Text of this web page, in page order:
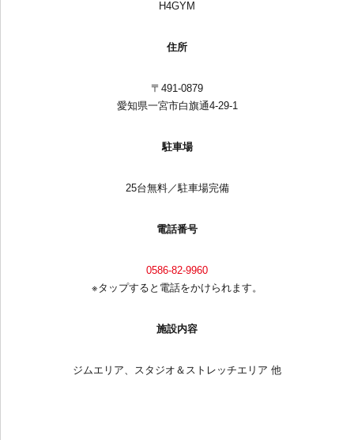
H4GYM
住所
〒491-0879
愛知県一宮市白旗通4-29-1
駐車場
25台無料／駐車場完備
電話番号
0586-82-9960
※タップすると電話をかけられます。
施設内容
ジムエリア、スタジオ＆ストレッチエリア 他